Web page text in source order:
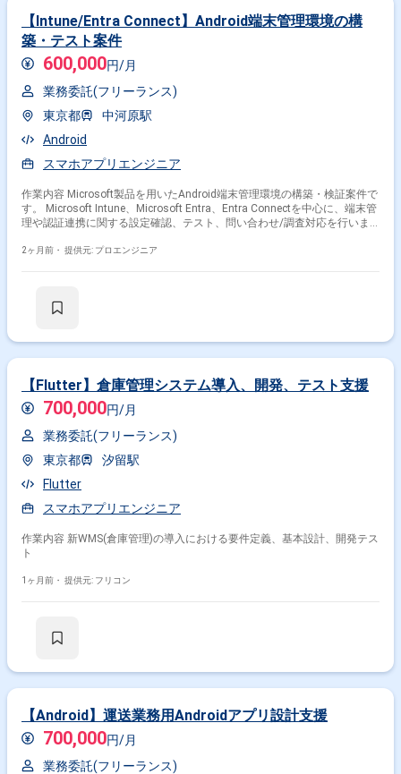
【Intune/Entra Connect】Android端末管理環境の構
築・テスト案件
600,000円/月
業務委託(フリーランス)
東京都
中河原駅
Android
スマホアプリエンジニア
作業内容 Microsoft製品を用いたAndroid端末管理環境の構築・検証案件で
す。 Microsoft Intune、Microsoft Entra、Entra Connectを中心に、端末管
理や認証連携に関する設定確認、テスト、問い合わせ/調査対応を行いま
一連で担当いただく想定です。 ほぼ出社環境のため、現場でのコミュニケ
2ヶ月前・ 提供元: プロエンジニア
【Flutter】倉庫管理システム導入、開発、テスト支援
700,000円/月
業務委託(フリーランス)
東京都
汐留駅
Flutter
スマホアプリエンジニア
作業内容 新WMS(倉庫管理)の導入における要件定義、基本設計、開発テス
ト
1ヶ月前・ 提供元: フリコン
【Android】運送業務用Androidアプリ設計支援
700,000円/月
業務委託(フリーランス)